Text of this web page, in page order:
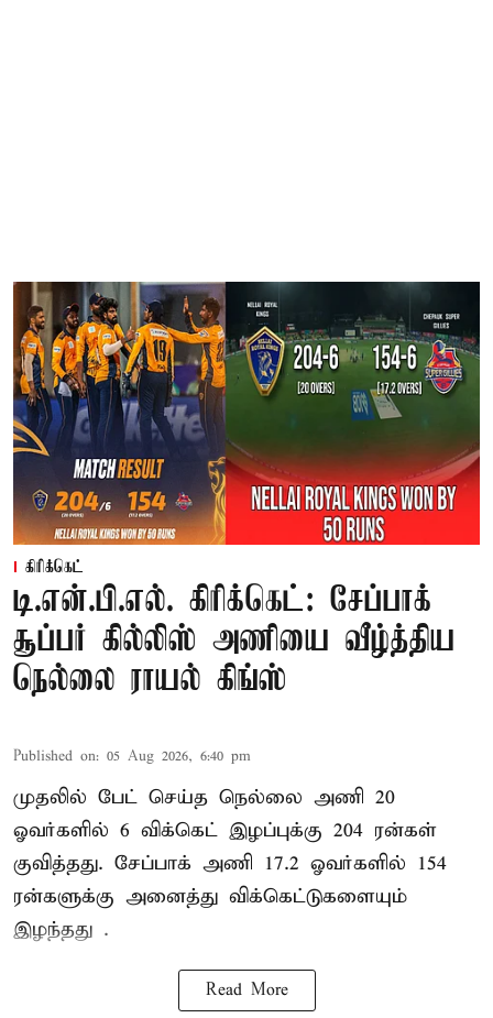
கிரிக்கெட்
டி.என்.பி.எல். கிரிக்கெட்: சேப்பாக்
சூப்பர் கில்லிஸ் அணியை வீழ்த்திய
நெல்லை ராயல் கிங்ஸ்
Published on: 05 Aug 2026, 6:40 pm
முதலில் பேட் செய்த நெல்லை அணி 20
ஓவர்களில் 6 விக்கெட் இழப்புக்கு 204 ரன்கள்
குவித்தது. சேப்பாக் அணி 17.2 ஓவர்களில் 154
ரன்களுக்கு அனைத்து விக்கெட்டுகளையும்
இழந்தது .
Read More